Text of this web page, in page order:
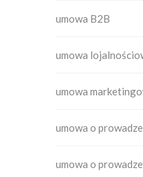
umowa B2B
umowa
umowa
umowa o
umowa o